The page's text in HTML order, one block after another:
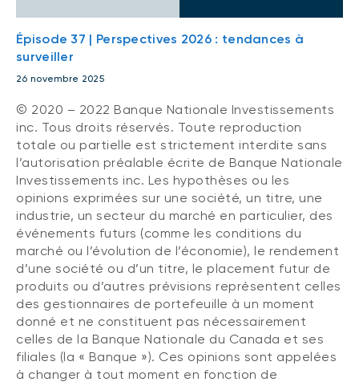
Épisode 37 | Perspectives 2026 : tendances à
surveiller
26 novembre 2025
© 2020 – 2022 Banque Nationale Investissements
inc. Tous droits réservés. Toute reproduction
totale ou partielle est strictement interdite sans
l’autorisation préalable écrite de Banque Nationale
Investissements inc. Les hypothèses ou les
opinions exprimées sur une société, un titre, une
industrie, un secteur du marché en particulier, des
événements futurs (comme les conditions du
marché ou l’évolution de l’économie), le rendement
d’une société ou d’un titre, le placement futur de
produits ou d’autres prévisions représentent celles
des gestionnaires de portefeuille à un moment
donné et ne constituent pas nécessairement
celles de la Banque Nationale du Canada et ses
filiales (la « Banque »). Ces opinions sont appelées
à changer à tout moment en fonction de